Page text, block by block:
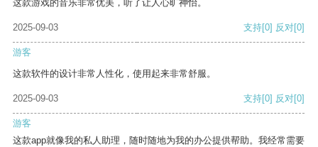
这款游戏的音乐非常优美，听了让人心旷神怡。
2025-09-03 支持[0] 反对[0]
游客
这款软件的设计非常人性化，使用起来非常舒服。
2025-09-03 支持[0] 反对[0]
游客
这款app就像我的私人助理，随时随地为我的办公提供帮助。我经常需要